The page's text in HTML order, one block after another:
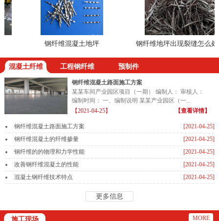
钢纤维混凝土地坪 钢纤维地坪出现裂缝怎么处理
混凝土纤维 工程钢纤维 预制件
钢纤维混凝土路面施工方案
某某车间产业园区项目（一期） 编制人： 审核人：
编制时间： 一、编制说明 某某产业园区（一...
【2021-04-25】
【查看详情】
[2021-04-25]
钢纤维混凝土路面施工方案
[2021-04-25]
钢纤维混凝土的纤维掺量
[2021-04-25]
钢纤维的的物理和力学性能
[2021-04-25]
改善钢纤维混凝土的性能
[2021-04-25]
混凝土钢纤维技术特点
更多信息
施工现场 MORE